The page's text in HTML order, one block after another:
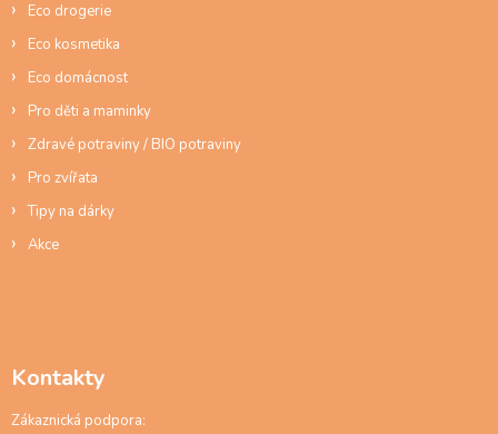
Eco drogerie
Eco kosmetika
Eco domácnost
Pro děti a maminky
Zdravé potraviny / BIO potraviny
Pro zvířata
Tipy na dárky
Akce
Kontakty
Zákaznická podpora: